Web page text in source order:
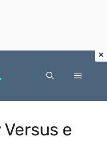
Menu
e